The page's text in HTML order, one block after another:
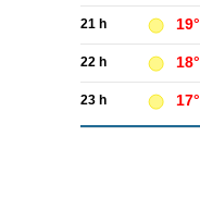
21 h 19°
22 h 18°
23 h 17°